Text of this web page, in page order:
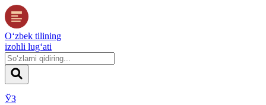
O‘zbek tilining
izohli lug‘ati
ЎЗ